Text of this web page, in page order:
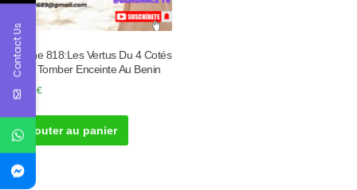
Tisane 818:Les Vertus Du 4 Cotés
Pour Tomber Enceinte Au Benin
30.00€
Ajouter au panier
Contact Us